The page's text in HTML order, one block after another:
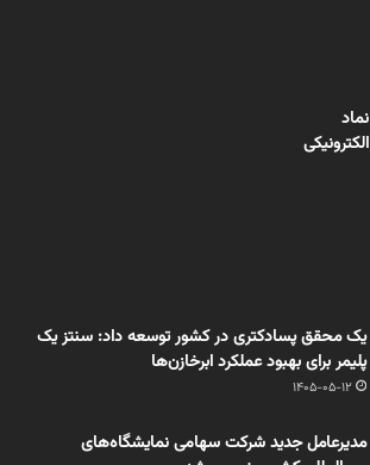
نماد
الکترونیکی
یک محقق پسادکتری در کشور توسعه داد: سنتز یک
پلیمر برای بهبود عملکرد ابرخازن‌ها
1405-05-12
مدیرعامل جدید شرکت سهامی نمایشگاه‌های